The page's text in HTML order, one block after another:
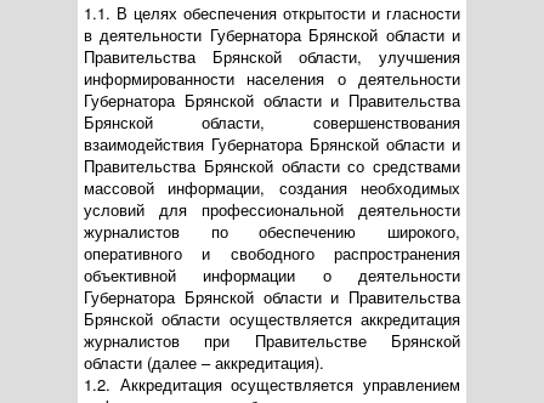
1.1. В целях обеспечения открытости и гласности
в деятельности Губернатора Брянской области и
Правительства Брянской области, улучшения
информированности населения о деятельности
Губернатора Брянской области и Правительства
Брянской области, совершенствования
взаимодействия Губернатора Брянской области и
Правительства Брянской области со средствами
массовой информации, создания необходимых
условий для профессиональной деятельности
журналистов по обеспечению широкого,
оперативного и свободного распространения
объективной информации о деятельности
Губернатора Брянской области и Правительства
Брянской области осуществляется аккредитация
журналистов при Правительстве Брянской
области (далее – аккредитация).
1.2. Аккредитация осуществляется управлением